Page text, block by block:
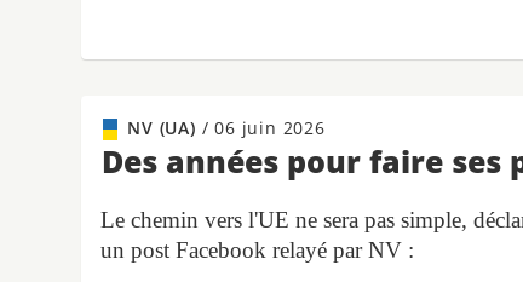
NV (UA) / 06 juin 2026
Des années pour faire ses
Le chemin vers l'UE ne sera pas simple,
un post Facebook relayé par NV :